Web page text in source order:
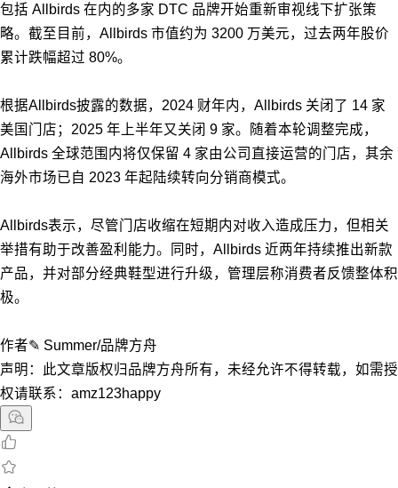
包括 Allbirds 在内的多家 DTC 品牌开始重新审视线下扩张策
略。截至目前，Allbirds 市值约为 3200 万美元，过去两年股价
累计跌幅超过 80%。
根据Allbirds披露的数据，2024 财年内，Allbirds 关闭了 14 家
美国门店；2025 年上半年又关闭 9 家。随着本轮调整完成，
Allbirds 全球范围内将仅保留 4 家由公司直接运营的门店，其余
海外市场已自 2023 年起陆续转向分销商模式。
Allbirds表示，尽管门店收缩在短期内对收入造成压力，但相关
举措有助于改善盈利能力。同时，Allbirds 近两年持续推出新款
产品，并对部分经典鞋型进行升级，管理层称消费者反馈整体积
极。
作者✎ Summer/品牌方舟
声明：此文章版权归品牌方舟所有，未经允许不得转载，如需授
权请联系：amz123happy